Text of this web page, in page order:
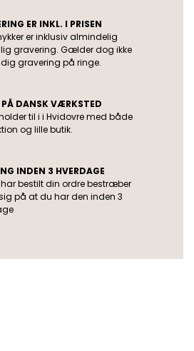
ER INKL. I PRISEN
er inklusiv almindelig
gravering. Gælder dog ikke
gravering på ringe.
PÅ DANSK VÆRKSTED
til i i Hvidovre med både
og lille butik.
INDEN 3 HVERDAGE
bestilt din ordre bestræber
på at du har den inden 3